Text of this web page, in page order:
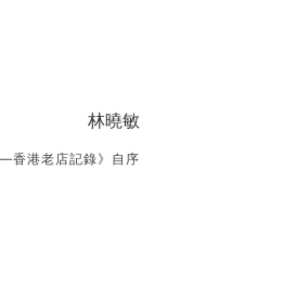
林曉敏
港老店記錄》自序